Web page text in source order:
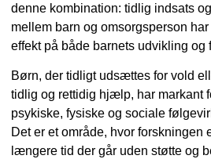
denne kombination: tidlig indsats
mellem barn og omsorgsperson
effekt på både barnets udvikling
Børn, der tidligt udsættes for vold
tidlig og rettidig hjælp, har markant
psykiske, fysiske og sociale
Det er et område, hvor forskningen
længere tid der går uden støtte og